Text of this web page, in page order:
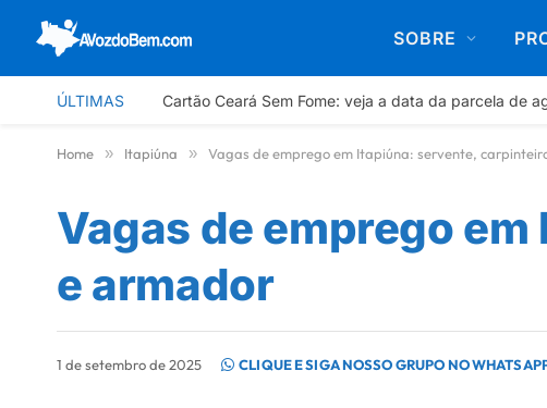
SOBRE
ÚLTIMAS Cartão Ceará Sem Fome: veja a data da parcela de
Home » Itapiúna » Vagas de emprego em Itapiúna: servente,
Vagas de emprego
e armador
1 de setembro de 2025 CLIQUE E SIGA NOSSO GRUPO NO